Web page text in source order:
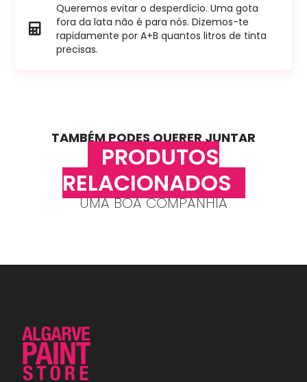
Queremos evitar o desperdício. Uma gota
fora da lata não é para nós. Dizemos-te
rapidamente por A+B quantos litros de tinta
precisas.
TAMBÉM PODES QUERER JUNTAR
PRODUTOS
RELACIONADOS
UMA BOA COMPANHIA